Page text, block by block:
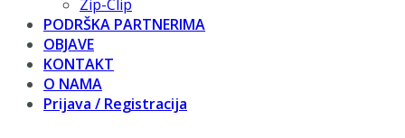
Zip-Clip
PODRŠKA PARTNERIMA
OBJAVE
KONTAKT
O NAMA
Prijava / Registracija